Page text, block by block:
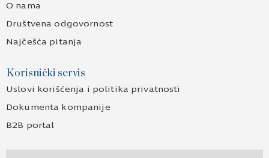
O nama
Društvena odgovornost
Najčešća pitanja
Korisnički servis
Uslovi korišćenja i politika privatnosti
Dokumenta kompanije
B2B portal